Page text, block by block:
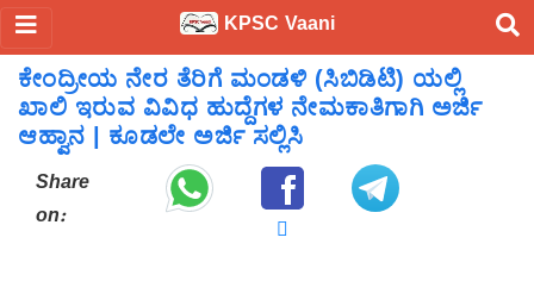
KPSC Vaani
ಕೇಂದ್ರೀಯ ನೇರ ತೆರಿಗೆ ಮಂಡಳಿ (ಸಿಬಿಡಿಟಿ) ಯಲ್ಲಿ
ಖಾಲಿ ಇರುವ ವಿವಿಧ ಹುದ್ದೆಗಳ ನೇಮಕಾತಿಗಾಗಿ ಅರ್ಜಿ
ಆಹ್ವಾನ | ಕೂಡಲೇ ಅರ್ಜಿ ಸಲ್ಲಿಸಿ
Share
on: